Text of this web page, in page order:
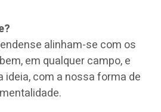
alinham-se com os
em qualquer campo, e
ideia, com a nossa forma de